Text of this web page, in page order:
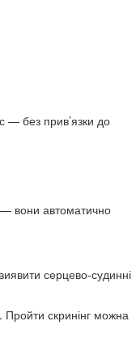
— без прив’язки до
— вони автоматично
серцево-судинні
Пройти скринінг можна